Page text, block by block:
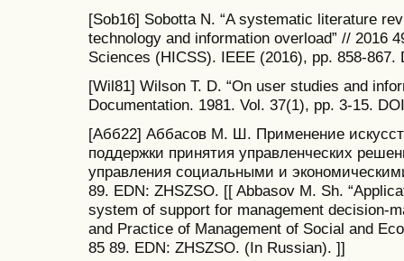
[Sob16] Sobotta N. “A systematic literature
technology and information overload” // 2016
Sciences (HICSS). IEEE (2016), pp. 858-867.
[Wil81] Wilson T. D. “On user studies and
Documentation. 1981. Vol. 37(1), pp. 3-15.
[Абб22] Аббасов М. Ш. Применение
поддержки принятия управленческих
управления социальными и
89. EDN: ZHSZSO. [[ Abbasov M. Sh.
system of support for management decision-
and Practice of Management of Social and
85 89. EDN: ZHSZSO. (In Russian). ]]